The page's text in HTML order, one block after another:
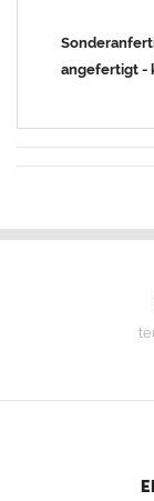
angefertigt -